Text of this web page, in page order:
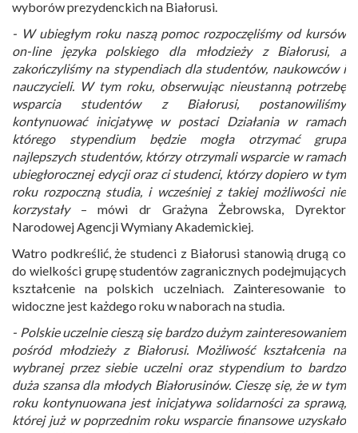
wyborów prezydenckich na Białorusi.
- W ubiegłym roku naszą pomoc rozpoczęliśmy od kursów
on-line języka polskiego dla młodzieży z Białorusi, a
zakończyliśmy na stypendiach dla studentów, naukowców i
nauczycieli. W tym roku, obserwując nieustanną potrzebę
wsparcia studentów z Białorusi, postanowiliśmy
kontynuować inicjatywę w postaci Działania w ramach
którego stypendium będzie mogła otrzymać grupa
najlepszych studentów, którzy otrzymali wsparcie w ramach
ubiegłorocznej edycji oraz ci studenci, którzy dopiero w tym
roku rozpoczną studia, i wcześniej z takiej możliwości nie
korzystały– mówi dr Grażyna Żebrowska, Dyrektor
Narodowej Agencji Wymiany Akademickiej.
Watro podkreślić, że studenci z Białorusi stanowią drugą co
do wielkości grupę studentów zagranicznych podejmujących
kształcenie na polskich uczelniach. Zainteresowanie to
widoczne jest każdego roku w naborach na studia.
- Polskie uczelnie cieszą się bardzo dużym zainteresowaniem
pośród młodzieży z Białorusi. Możliwość kształcenia na
wybranej przez siebie uczelni oraz stypendium to bardzo
duża szansa dla młodych Białorusinów. Cieszę się, że w tym
roku kontynuowana jest inicjatywa solidarności za sprawą,
której już w poprzednim roku wsparcie finansowe uzyskało